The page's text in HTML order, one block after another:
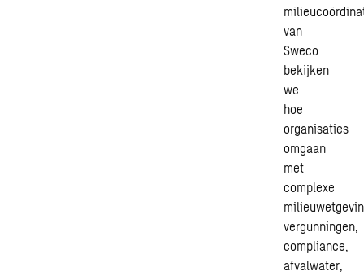
van
Sweco
bekijken
we
hoe
organisaties
omgaan
met
complexe
vergunningen,
compliance,
afvalwater,